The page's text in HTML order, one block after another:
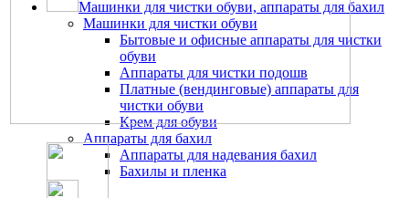
Машинки для чистки обуви, аппараты для бахил
Машинки для чистки обуви
Бытовые и офисные аппараты для чистки
обуви
Аппараты для чистки подошв
Платные (вендинговые) аппараты для
чистки обуви
Крем для обуви
Аппараты для бахил
Аппараты для надевания бахил
Бахилы и пленка